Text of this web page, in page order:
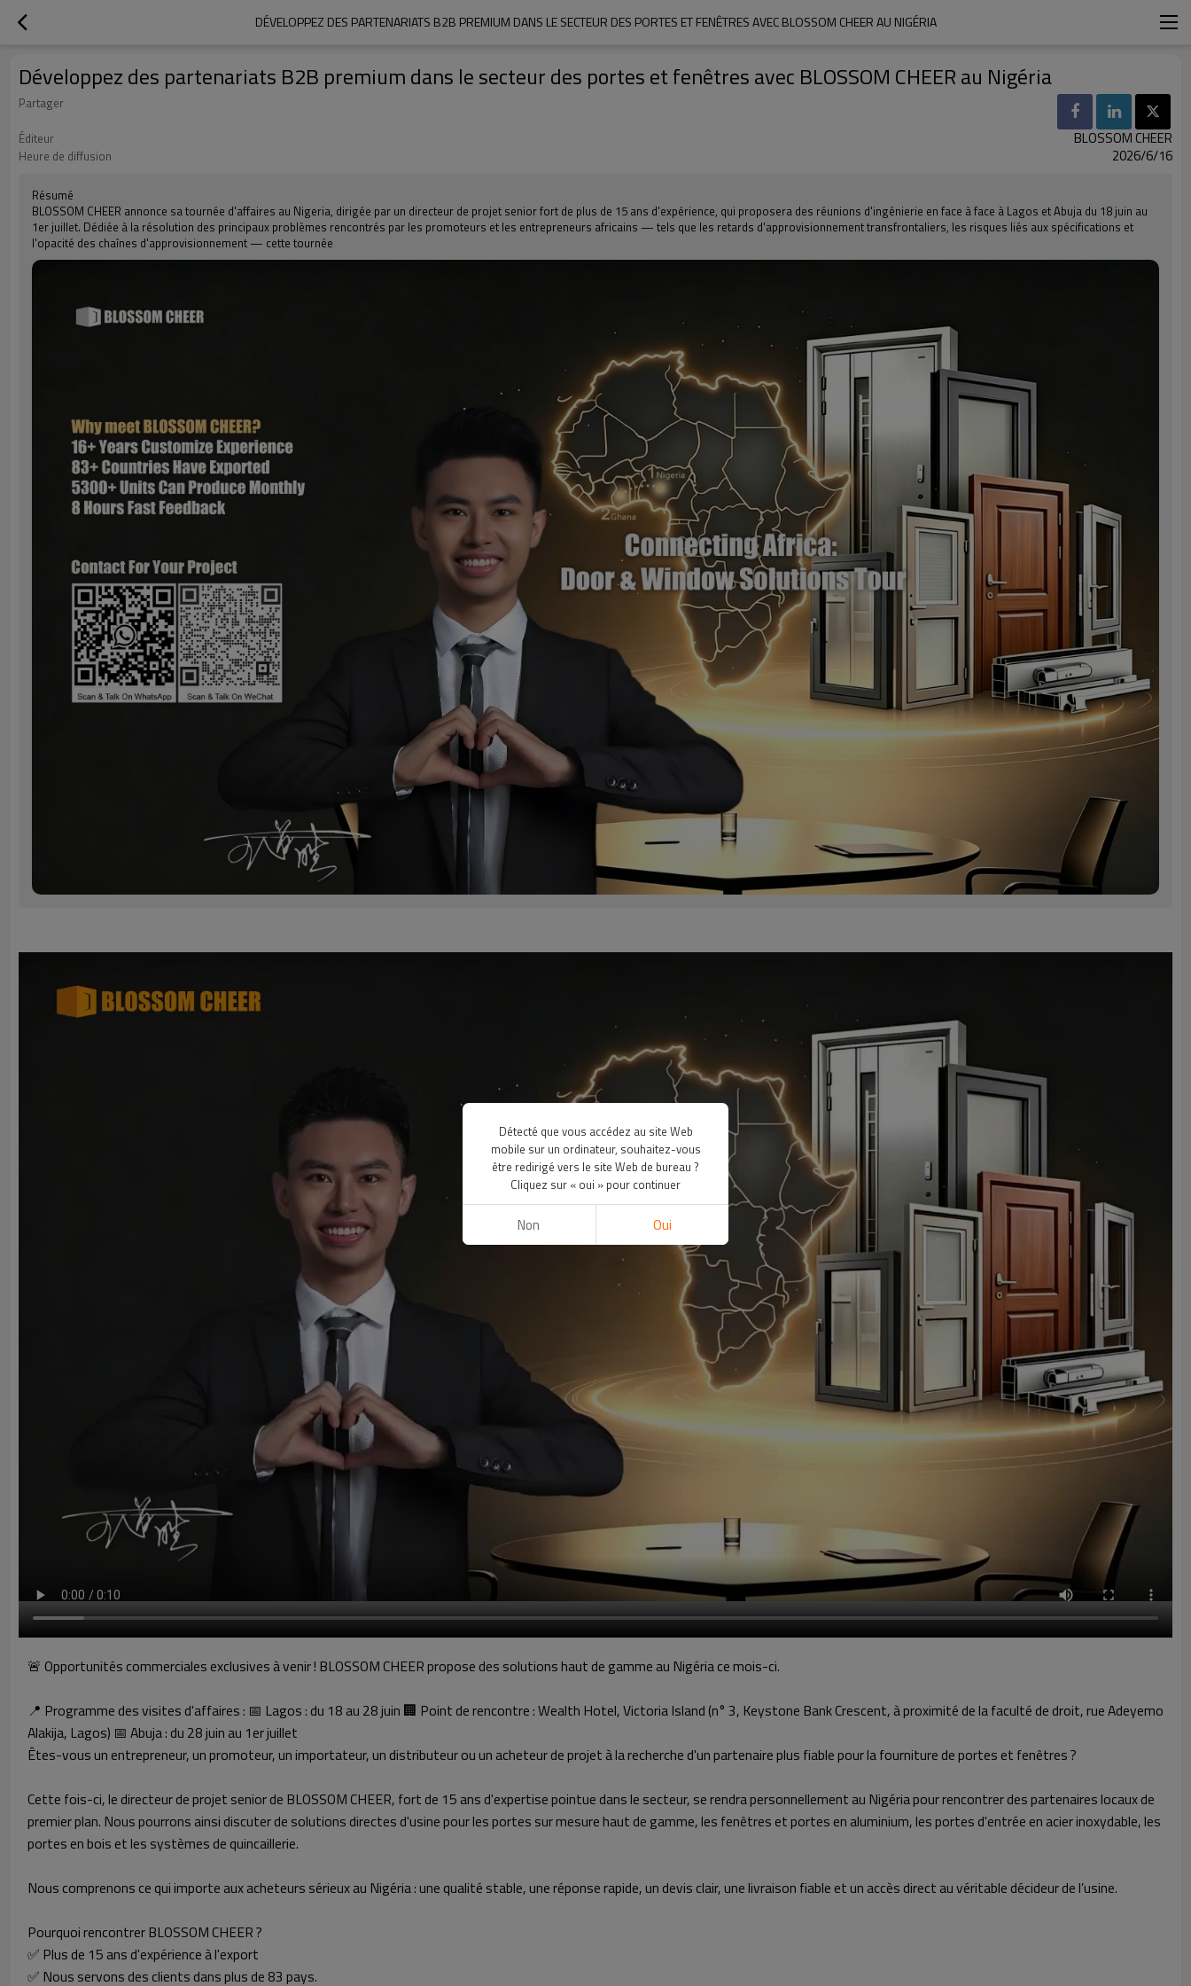
DÉVELOPPEZ DES PARTENARIATS B2B PREMIUM DANS LE SECTEUR DES PORTES ET FENÊTRES AVEC BLOSSOM CHEER AU NIGÉRIA
Développez des partenariats B2B premium dans le secteur des portes et fenêtres avec BLOSSOM CHEER au Nigéria
Partager
Éditeur
BLOSSOM CHEER
Heure de diffusion 2026/6/16
Résumé
BLOSSOM CHEER annonce sa tournée d'affaires au Nigeria, dirigée par un directeur de projet senior fort de plus de 15 ans d'expérience, qui proposera des réunions d'ingénierie en face à face à Lagos et Abuja du 18 juin au
1er juillet. Dédiée à la résolution des principaux problèmes rencontrés par les promoteurs et les entrepreneurs africains — tels que les retards d'approvisionnement transfrontaliers, les risques liés aux spécifications et
l'opacité des chaînes d'approvisionnement — cette tournée
🚨 Opportunités commerciales exclusives à venir ! BLOSSOM CHEER propose des solutions haut de gamme au Nigéria ce mois-ci.
📍 Programme des visites d'affaires : 📅 Lagos : du 18 au 28 juin 🏢 Point de rencontre : Wealth Hotel, Victoria Island (n° 3, Keystone Bank Crescent, à proximité de la faculté de droit, rue Adeyemo
Alakija, Lagos) 📅 Abuja : du 28 juin au 1er juillet
Êtes-vous un entrepreneur, un promoteur, un importateur, un distributeur ou un acheteur de projet à la recherche d'un partenaire plus fiable pour la fourniture de portes et fenêtres ?
Cette fois-ci, le directeur de projet senior de BLOSSOM CHEER, fort de 15 ans d'expertise pointue dans le secteur, se rendra personnellement au Nigéria pour rencontrer des partenaires locaux de
premier plan. Nous pourrons ainsi discuter de solutions directes d'usine pour les portes sur mesure haut de gamme, les fenêtres et portes en aluminium, les portes d'entrée en acier inoxydable, les
portes en bois et les systèmes de quincaillerie.
Nous comprenons ce qui importe aux acheteurs sérieux au Nigéria : une qualité stable, une réponse rapide, un devis clair, une livraison fiable et un accès direct au véritable décideur de l’usine.
Pourquoi rencontrer BLOSSOM CHEER ?
✅ Plus de 15 ans d'expérience à l'export
✅ Nous servons des clients dans plus de 83 pays.
Détecté que vous accédez au site Web
mobile sur un ordinateur, souhaitez-vous
être redirigé vers le site Web de bureau ?
Cliquez sur « oui » pour continuer
Non Oui